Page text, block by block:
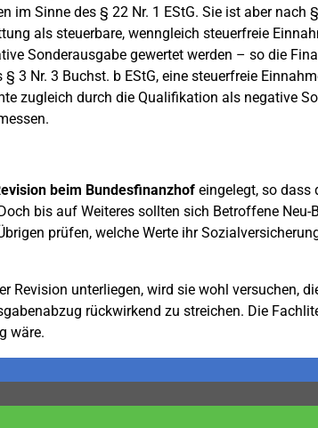
im Sinne des § 22 Nr. 1 EStG. Sie ist aber nach
als steuerbare, wenngleich steuerfreie
Sonderausgabe gewertet werden – so die
3 Nr. 3 Buchst. b EStG, eine steuerfreie
zugleich durch die Qualifikation als negative
beim Bundesfinanzhof eingelegt, so dass
bis auf Weiteres sollten sich Betroffene Neu-
prüfen, welche Werte ihr
Revision unterliegen, wird sie wohl versuchen,
rückwirkend zu streichen. Die
wäre.